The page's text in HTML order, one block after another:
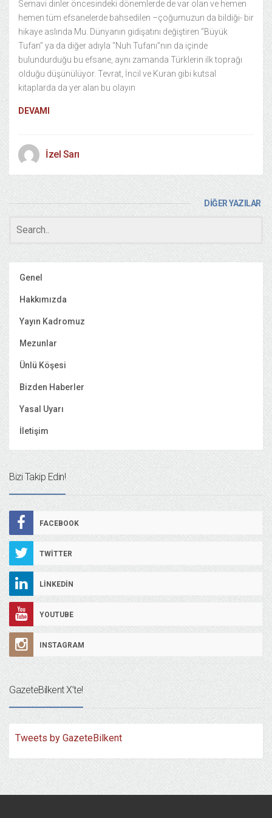
Semavi dinler öncesindeki dönemlerde de var olan ve hemen
hemen tüm efsanelerde bahsedilen –çoğumuzun da bildiği- bir
hikaye aslında Mu. Dünyanın gidişatını değiştiren “Büyük
Tufan” ya da diğer adıyla “Nuh Tufanı”nın da içinde
bulundurduğu bu efsane, aynı zamanda Türklerin ilk toprağı
olduğu düşünülüyor. Tevrat, İncil ve Kuran gibi kutsal
kitaplarda da yer alan bu olayın
DEVAMI
İzel Sarı
DİĞER YAZILAR
Genel
Hakkımızda
Yayın Kadromuz
Mezunlar
Ünlü Köşesi
Bizden Haberler
Yasal Uyarı
İletişim
Bizi Takip Edin!
FACEBOOK
TWITTER
LINKEDIN
YOUTUBE
INSTAGRAM
GazeteBilkent X’te!
Tweets by GazeteBilkent